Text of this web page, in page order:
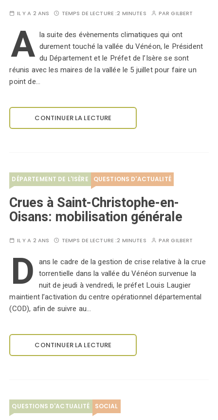
IL Y A 2 ANS TEMPS DE LECTURE :2 MINUTES PARGILBERT
A la suite des évènements climatiques qui ont
durement touché la vallée du Vénéon, le Président
du Département et le Préfet de l’Isère se sont
réunis avec les maires de la vallée le 5 juillet pour faire un
point de…
CONTINUER LA LECTURE
DÉPARTEMENT DE L'ISÈRE QUESTIONS D'ACTUALITÉ
Crues à Saint-Christophe-en-
Oisans: mobilisation générale
IL Y A 2 ANS TEMPS DE LECTURE :2 MINUTES PARGILBERT
D ans le cadre de la gestion de crise relative à la crue
torrentielle dans la vallée du Vénéon survenue la
nuit de jeudi à vendredi, le préfet Louis Laugier
maintient l’activation du centre opérationnel départemental
(COD), afin de suivre au…
CONTINUER LA LECTURE
QUESTIONS D'ACTUALITÉ SOCIAL